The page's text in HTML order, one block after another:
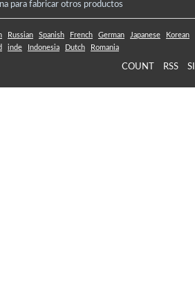
para fabricar otros productos
Russian Spanish French German Japanese
Korean
inde Indonesia Dutch Romania
COUNT RSS